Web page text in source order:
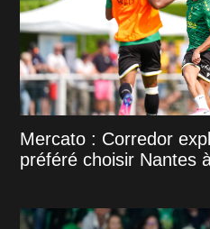
Mercato : Corredor
préféré choisir Nantes